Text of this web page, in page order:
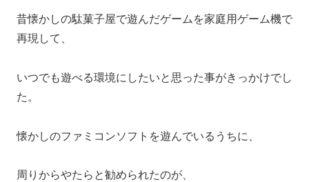
昔懐かしの駄菓子屋で遊んだゲームを家庭用ゲーム機で
再現して、
いつでも遊べる環境にしたいと思った事がきっかけでし
た。
懐かしのファミコンソフトを遊んでいるうちに、
周りからやたらと勧められたのが、